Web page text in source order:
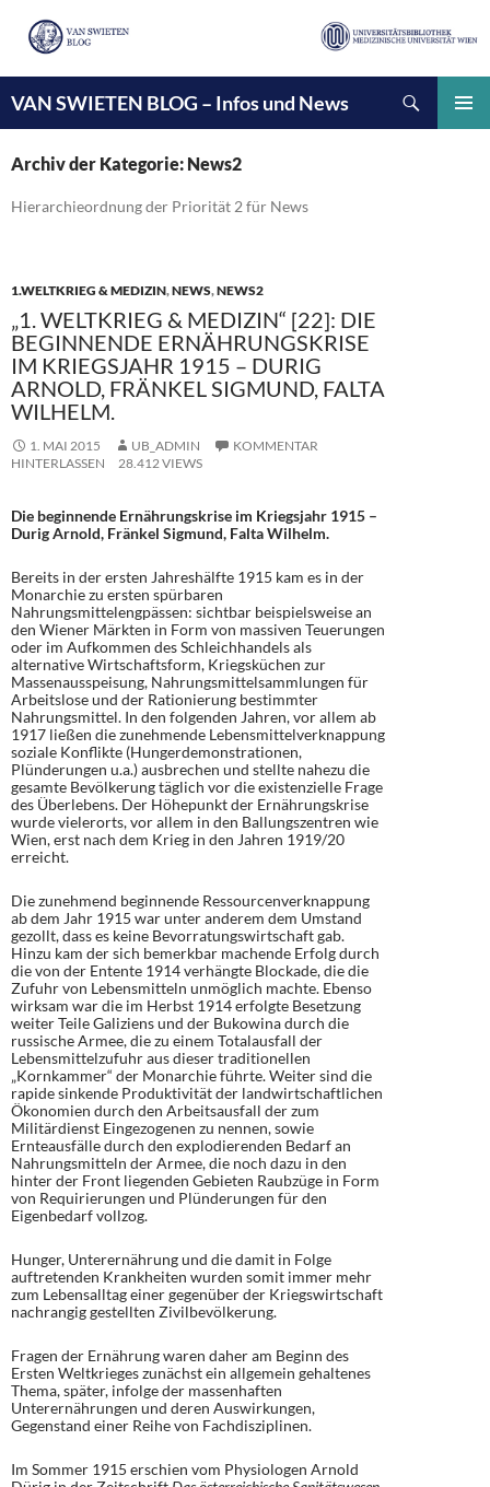
VAN SWIETEN BLOG – Infos und News
INHALT
SPRINGEN
Archiv der Kategorie: News2
Hierarchieordnung der Priorität 2 für News
1.WELTKRIEG & MEDIZIN,NEWS,NEWS2
„1. WELTKRIEG & MEDIZIN“ [22]: DIE
BEGINNENDE ERNÄHRUNGSKRISE
IM KRIEGSJAHR 1915 – DURIG
ARNOLD, FRÄNKEL SIGMUND, FALTA
WILHELM.
1. MAI 2015 UB_ADMIN
KOMMENTAR
HINTERLASSEN
28.412 VIEWS
Die beginnende Ernährungskrise im Kriegsjahr 1915 –
Durig Arnold, Fränkel Sigmund, Falta Wilhelm.
Bereits in der ersten Jahreshälfte 1915 kam es in der
Monarchie zu ersten spürbaren
Nahrungsmittelengpässen: sichtbar beispielsweise an
den Wiener Märkten in Form von massiven Teuerungen
oder im Aufkommen des Schleichhandels als
alternative Wirtschaftsform, Kriegsküchen zur
Massenausspeisung, Nahrungsmittelsammlungen für
Arbeitslose und der Rationierung bestimmter
Nahrungsmittel. In den folgenden Jahren, vor allem ab
1917 ließen die zunehmende Lebensmittelverknappung
soziale Konflikte (Hungerdemonstrationen,
Plünderungen u.a.) ausbrechen und stellte nahezu die
gesamte Bevölkerung täglich vor die existenzielle Frage
des Überlebens. Der Höhepunkt der Ernährungskrise
wurde vielerorts, vor allem in den Ballungszentren wie
Wien, erst nach dem Krieg in den Jahren 1919/20
erreicht.
Die zunehmend beginnende Ressourcenverknappung
ab dem Jahr 1915 war unter anderem dem Umstand
gezollt, dass es keine Bevorratungswirtschaft gab.
Hinzu kam der sich bemerkbar machende Erfolg durch
die von der Entente 1914 verhängte Blockade, die die
Zufuhr von Lebensmitteln unmöglich machte. Ebenso
wirksam war die im Herbst 1914 erfolgte Besetzung
weiter Teile Galiziens und der Bukowina durch die
russische Armee, die zu einem Totalausfall der
Lebensmittelzufuhr aus dieser traditionellen
„Kornkammer“ der Monarchie führte. Weiter sind die
rapide sinkende Produktivität der landwirtschaftlichen
Ökonomien durch den Arbeitsausfall der zum
Militärdienst Eingezogenen zu nennen, sowie
Ernteausfälle durch den explodierenden Bedarf an
Nahrungsmitteln der Armee, die noch dazu in den
hinter der Front liegenden Gebieten Raubzüge in Form
von Requirierungen und Plünderungen für den
Eigenbedarf vollzog.
Hunger, Unterernährung und die damit in Folge
auftretenden Krankheiten wurden somit immer mehr
zum Lebensalltag einer gegenüber der Kriegswirtschaft
nachrangig gestellten Zivilbevölkerung.
Fragen der Ernährung waren daher am Beginn des
Ersten Weltkrieges zunächst ein allgemein gehaltenes
Thema, später, infolge der massenhaften
Unterernährungen und deren Auswirkungen,
Gegenstand einer Reihe von Fachdisziplinen.
Im Sommer 1915 erschien vom Physiologen Arnold